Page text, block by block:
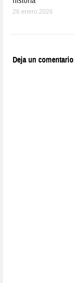
26 enero 2026
Deja un comentario